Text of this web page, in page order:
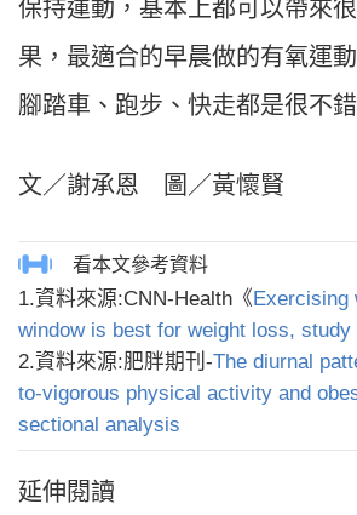
保持運動，基本上都可以帶來
果，最適合的早晨做的有氧運
腳踏車、跑步、快走都是很不
文／謝承恩 圖／黃懷賢
1.資料來源:CNN-Health《Exercising
window is best for weight loss, study
2.資料來源:肥胖期刊-The diurnal
to-vigorous physical activity and
sectional analysis
延伸閱讀